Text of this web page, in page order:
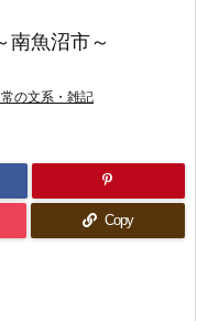
魚沼市～
常の文系・雑記
Copy